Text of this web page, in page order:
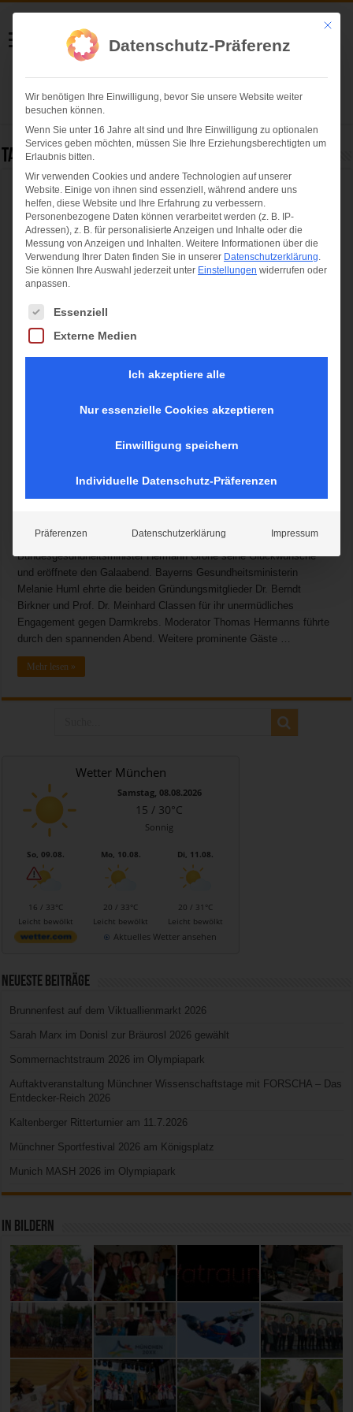
Helmut Swoboda
Fotografie
Herzlich willkommen
Tag Archives:
Ergreifende Gala zur Verleihung des Felix
Burda Award: Maria Furtwängler übergibt
Preis an Bayerischen Serien-Hit
München, 18.04.2016. Am Sonntagabend zeichnete die Felix Burda
zusammen. Anlässlich des Stiftungsjubiläums überbrachte
Bundesgesundheitsminister Hermann Gröhe seine Glückwünsche
und eröffnete den Galaabend. Bayerns Gesundheitsministerin
Melanie Huml ehrte die beiden Gründungsmitglieder Dr. Berndt
Birkner und Prof. Dr. Meinhard Classen für ihr unermüdliches
Engagement gegen Darmkrebs. Moderator Thomas Hermanns führte
durch den spannenden Abend. Weitere prominente Gäste …
Mehr lesen »
Wetter München
Samstag, 08.08.2026
15 / 30°C
Sonnig
So, 09.08.
16 / 33°C
Leicht bewölkt
Mo, 10.08.
20 / 33°C
Leicht bewölkt
Di, 11.08.
20 / 31°C
Leicht bewölkt
Aktuelles Wetter ansehen
Neueste Beiträge
Brunnenfest auf dem Viktuallienmarkt 2026
Sarah Marx im Donisl zur Bräurosl 2026 gewählt
Sommernachtstraum 2026 im Olympiapark
Auftaktveranstaltung Münchner Wissenschaftstage mit FORSCHA – Das
Entdecker-Reich 2026
Kaltenberger Ritterturnier am 11.7.2026
Münchner Sportfestival 2026 am Königsplatz
Munich MASH 2026 im Olympiapark
In Bildern
Mit
Datenschutz-Präferenz
Wir benötigen Ihre Einwilligung, bevor Sie unsere Website weiter
besuchen können.
Wenn Sie unter 16 Jahre alt sind und Ihre Einwilligung zu optionalen
Services geben möchten, müssen Sie Ihre Erziehungsberechtigten um
Erlaubnis bitten.
Wir verwenden Cookies und andere Technologien auf unserer
Website. Einige von ihnen sind essenziell, während andere uns
helfen, diese Website und Ihre Erfahrung zu verbessern.
Personenbezogene Daten können verarbeitet werden (z. B. IP-
Adressen), z. B. für personalisierte Anzeigen und Inhalte oder die
Messung von Anzeigen und Inhalten. Weitere Informationen über die
Verwendung Ihrer Daten finden Sie in unserer Datenschutzerklärung.
Sie können Ihre Auswahl jederzeit unter Einstellungen widerrufen oder
anpassen.
Es folgt eine Liste der Service-Gruppen, für die eine Einwilligung
Essenziell
Externe Medien
Ich akzeptiere alle
Nur essenzielle Cookies akzeptieren
Einwilligung speichern
Individuelle Datenschutz-Präferenzen
Präferenzen Datenschutzerklärung Impressum